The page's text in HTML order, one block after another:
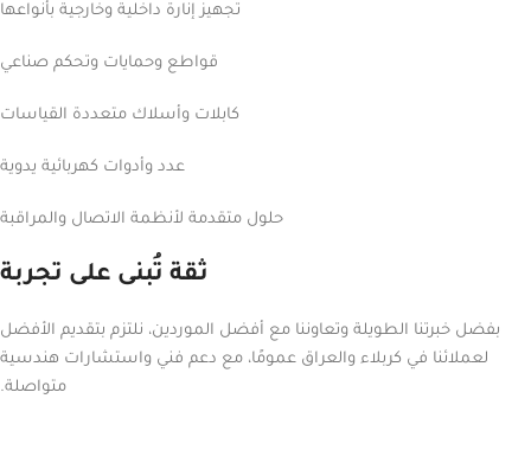
تجهيز إنارة داخلية وخارجية بأنواعها
قواطع وحمايات وتحكم صناعي
كابلات وأسلاك متعددة القياسات
عدد وأدوات كهربائية يدوية
حلول متقدمة لأنظمة الاتصال والمراقبة
ثقة تُبنى على تجربة
بفضل خبرتنا الطويلة وتعاوننا مع أفضل الموردين، نلتزم بتقديم الأفضل
لعملائنا في كربلاء والعراق عمومًا، مع دعم فني واستشارات هندسية
متواصلة.